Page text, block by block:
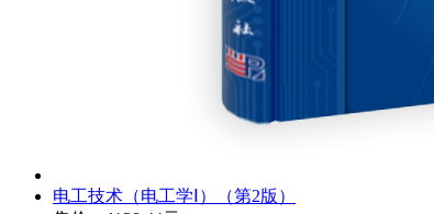
电工技术（电工学Ⅰ）（第2版）